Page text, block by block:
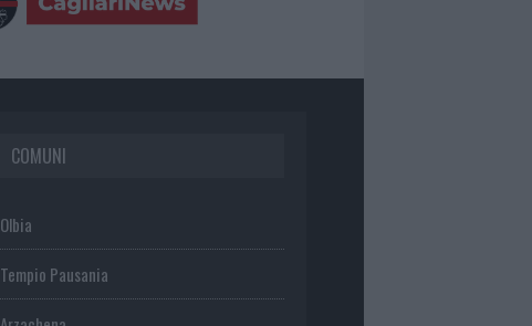
COMUNI
Olbia
Tempio Pausania